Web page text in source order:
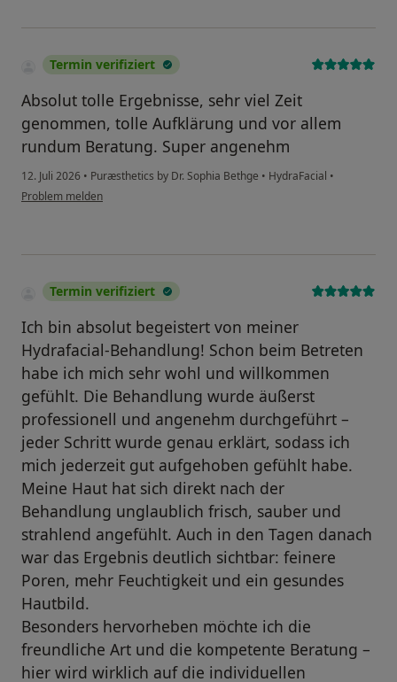
Termin verifiziert
Absolut tolle Ergebnisse, sehr viel Zeit
genommen, tolle Aufklärung und vor allem
rundum Beratung. Super angenehm
12. Juli 2026 • Puræsthetics by Dr. Sophia Bethge • HydraFacial •
Problem melden
Termin verifiziert
Ich bin absolut begeistert von meiner
Hydrafacial-Behandlung! Schon beim Betreten
habe ich mich sehr wohl und willkommen
gefühlt. Die Behandlung wurde äußerst
professionell und angenehm durchgeführt –
jeder Schritt wurde genau erklärt, sodass ich
mich jederzeit gut aufgehoben gefühlt habe.
Meine Haut hat sich direkt nach der
Behandlung unglaublich frisch, sauber und
strahlend angefühlt. Auch in den Tagen danach
war das Ergebnis deutlich sichtbar: feinere
Poren, mehr Feuchtigkeit und ein gesundes
Hautbild.
Besonders hervorheben möchte ich die
freundliche Art und die kompetente Beratung –
hier wird wirklich auf die individuellen